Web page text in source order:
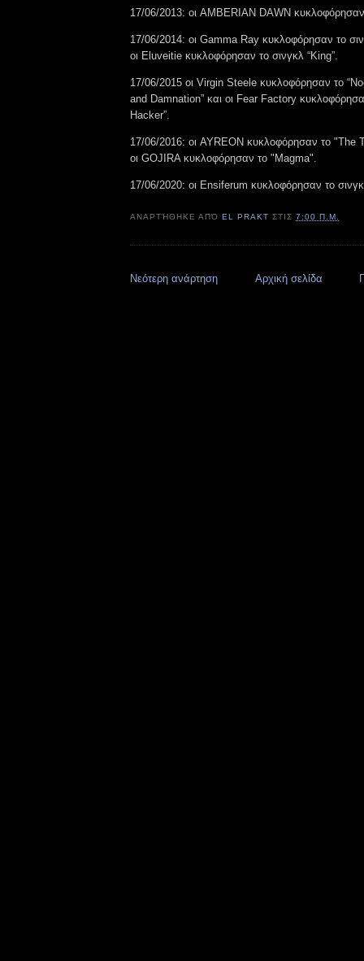
17/06/2013: οι AMBERIAN DAWN
17/06/2014: οι Gamma Ray κυκλοφόρησαν το
οι Eluveitie κυκλοφόρησαν το σινγκλ “King”.
17/06/2015 οι Virgin Steele κυκλοφόρησαν το
and Damnation” και οι Fear Factory
Hacker”.
17/06/2016: οι AYREON κυκλοφόρησαν το "The
οι GOJIRA κυκλοφόρησαν το "Magma".
17/06/2020: οι Ensiferum κυκλοφόρησαν το
ΑΝΑΡΤΉΘΗΚΕ ΑΠΌEL PRAKT ΣΤΙΣ7:00 Π.Μ.
Νεότερη ανάρτηση Αρχική σελίδα